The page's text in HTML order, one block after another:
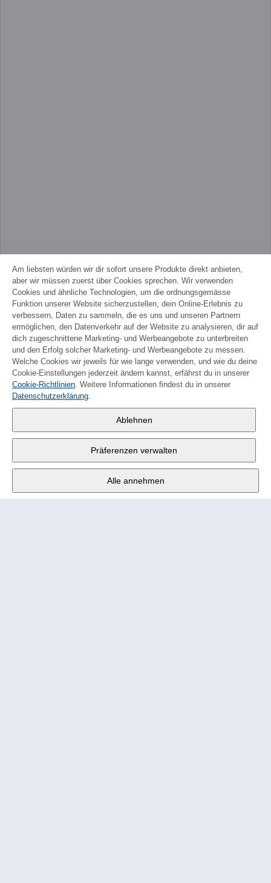
FRANÇAIS
Fabrikstrasse 10, 3176 Neuenegg
Mo - Fr 9:00 - 12:00 Uhr
Tel. +4131 377 21 11
Am liebsten würden wir dir sofort unsere Produkte direkt anbieten,
aber wir müssen zuerst über Cookies sprechen. Wir verwenden
Cookies und ähnliche Technologien, um die ordnungsgemässe
Funktion unserer Website sicherzustellen, dein Online-Erlebnis zu
verbessern, Daten zu sammeln, die es uns und unseren Partnern
ermöglichen, den Datenverkehr auf der Website zu analysieren, dir auf
dich zugeschnittene Marketing- und Werbeangebote zu unterbreiten
und den Erfolg solcher Marketing- und Werbeangebote zu messen.
Welche Cookies wir jeweils für wie lange verwenden, und wie du deine
Cookie-Einstellungen jederzeit ändern kannst, erfährst du in unserer
Cookie-Richtlinien. Weitere Informationen findest du in unserer
Datenschutzerklärung.
Ablehnen
Präferenzen verwalten
Alle annehmen